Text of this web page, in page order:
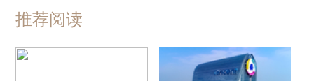
推荐阅读